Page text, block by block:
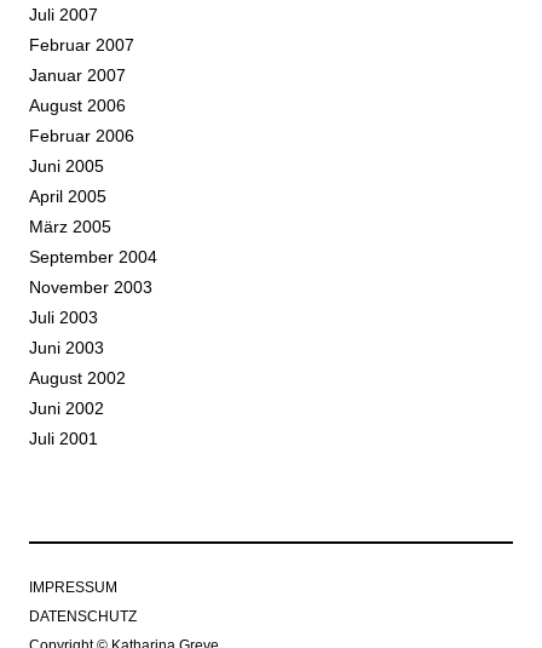
Juli 2007
Februar 2007
Januar 2007
August 2006
Februar 2006
Juni 2005
April 2005
März 2005
September 2004
November 2003
Juli 2003
Juni 2003
August 2002
Juni 2002
Juli 2001
IMPRESSUM
DATENSCHUTZ